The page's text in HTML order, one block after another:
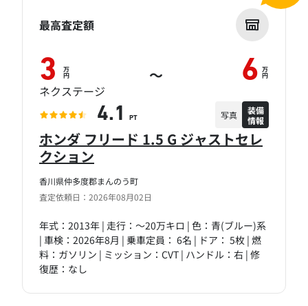
香川県仲多度郡まんのう町
査定依頼日：2026年08月02日
ホンダ フリード 1.5 G ジャストセレ
クション
年式：2013年 | 走行：～20万キロ | 色：青(ブルー)系
| 車検：2026年8月 | 乗車定員： 6名 | ドア： 5枚 | 燃
料：ガソリン | ミッション：CVT | ハンドル：右 | 修
復歴：なし
最高査定額
3 万
円 ～ 6 万
円
ネクステージ
4.1 PT 写真
装備
情報